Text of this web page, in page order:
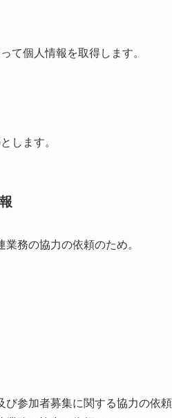
て個人情報を取得します。
します。
務の協力の依頼のため。
参加者募集に関する協力の依頼